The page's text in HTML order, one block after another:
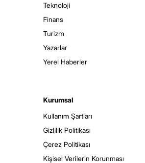
Teknoloji
Finans
Turizm
Yazarlar
Yerel Haberler
Kurumsal
Kullanım Şartları
Gizlilik Politikası
Çerez Politikası
Kişisel Verilerin Korunması